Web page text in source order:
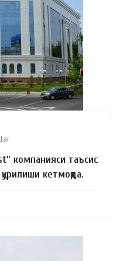
компанияси таъсис
кетмоқда.